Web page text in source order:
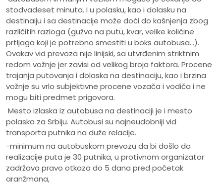
stodvadeset minuta. I u polasku, kao i dolasku na
destinaiju i sa destinacije može doći do kašnjenja zbog
različitih razloga (gužva na putu, kvar, velike količine
prtljaga koji je potrebno smestiti u boks autobusa...).
Ovakav vid prevoza nije linijski, sa utvrđenim striktnim
redom vožnje jer zavisi od velikog broja faktora. Procene
trajanja putovanja i dolaska na destinaciju, kao i brzina
vožnje su vrlo subjektivne procene vozača i vodiča i ne
mogu biti predmet prigovora.
Mesto izlaska iz autobusa na destinaciji je i mesto
polaska za Srbiju. Autobusi su najneudobniji vid
transporta putnika na duže relacije.
-minimum na autobuskom prevozu da bi došlo do
realizacije puta je 30 putnika, u protivnom organizator
zadržava pravo otkaza do 5 dana pred početak
aranžmana,